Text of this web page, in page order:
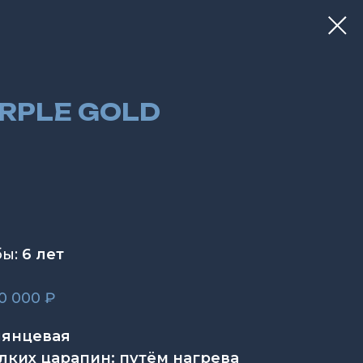
GOLD
6 лет
000 ₽
царапин: путём нагрева